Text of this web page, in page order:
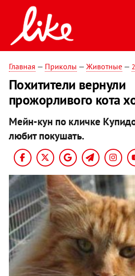
Главная — Приколы — Животные—
Похитители вернули
прожорливого кота
Мейн-кун по кличке
любит покушать.